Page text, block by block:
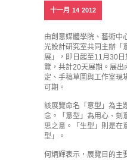
十一月 14 2012
由創意媒體學院、藝術中
光設計研究室共同主辦「
展」，即日起至11月30
覽，共計20天展期。展
定、手稿草圖與工作室現
可期。
該展覽命名「意型」為主
念。「意型」為用心、刻
思之意。「生型」則是在
型」。
何炳輝表示，展覽目的主